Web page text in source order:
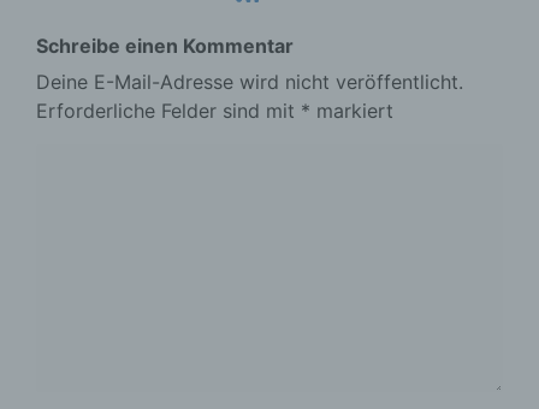
Schreibe einen Kommentar
Deine E-Mail-Adresse wird nicht veröffentlicht.
Erforderliche Felder sind mit * markiert